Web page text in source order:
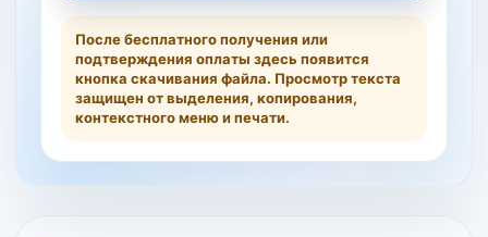
После бесплатного получения или
подтверждения оплаты здесь появится
кнопка скачивания файла. Просмотр текста
защищен от выделения, копирования,
контекстного меню и печати.